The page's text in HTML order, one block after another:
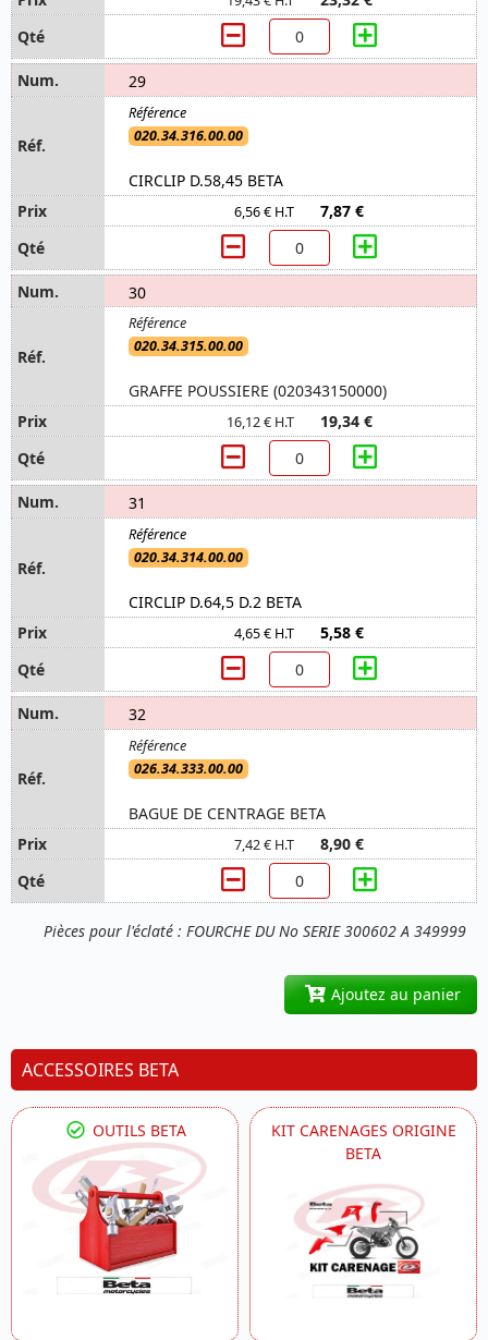
Pièces pour l'éclaté : FOURCHE DU No SERIE 300602 A 349999
29
020.34.316.00.00
CIRCLIP D.58,45 BETA
6,56 € H.T 7,87 €
30
020.34.315.00.00
GRAFFE POUSSIERE (020343150000)
16,12 € H.T 19,34 €
31
020.34.314.00.00
CIRCLIP D.64,5 D.2 BETA
4,65 € H.T 5,58 €
32
026.34.333.00.00
BAGUE DE CENTRAGE BETA
7,42 € H.T 8,90 €
Ajoutez au panier
ACCESSOIRES BETA
OUTILS BETA
KIT CARENAGES ORIGINE
BETA